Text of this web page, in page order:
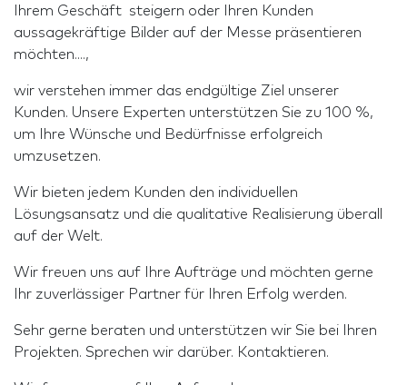
Ihrem Geschäft steigern oder Ihren Kunden
aussagekräftige Bilder auf der Messe präsentieren
möchten....,
wir verstehen immer das endgültige Ziel unserer
Kunden. Unsere Experten unterstützen Sie zu 100 %,
um Ihre Wünsche und Bedürfnisse erfolgreich
umzusetzen.
Wir bieten jedem Kunden den individuellen
Lösungsansatz und die qualitative Realisierung überall
auf der Welt.
Wir freuen uns auf Ihre Aufträge und möchten gerne
Ihr zuverlässiger Partner für Ihren Erfolg werden.
Sehr gerne beraten und unterstützen wir Sie bei Ihren
Projekten. Sprechen wir darüber. Kontaktieren.